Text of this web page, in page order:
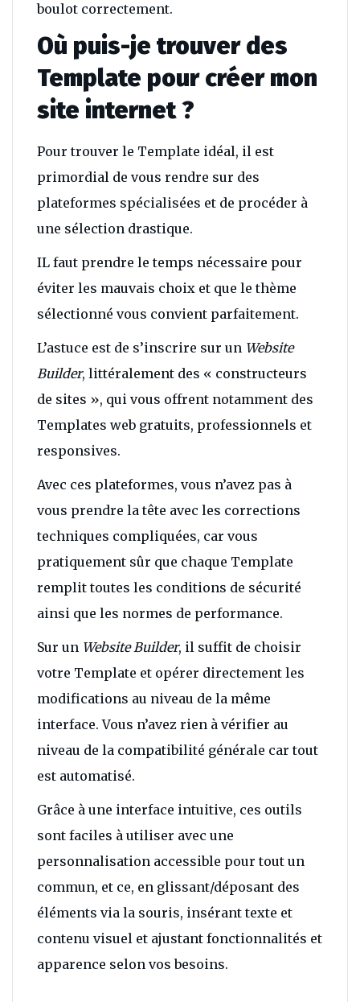
boulot correctement.
Où puis-je trouver des
Template pour créer mon
site internet ?
Pour trouver le Template idéal, il est
primordial de vous rendre sur des
plateformes spécialisées et de procéder à
une sélection drastique.
IL faut prendre le temps nécessaire pour
éviter les mauvais choix et que le thème
sélectionné vous convient parfaitement.
L’astuce est de s’inscrire sur un Website
Builder, littéralement des « constructeurs
de sites », qui vous offrent notamment des
Templates web gratuits, professionnels et
responsives.
Avec ces plateformes, vous n’avez pas à
vous prendre la tête avec les corrections
techniques compliquées, car vous
pratiquement sûr que chaque Template
remplit toutes les conditions de sécurité
ainsi que les normes de performance.
Sur un Website Builder, il suffit de choisir
votre Template et opérer directement les
modifications au niveau de la même
interface. Vous n’avez rien à vérifier au
niveau de la compatibilité générale car tout
est automatisé.
Grâce à une interface intuitive, ces outils
sont faciles à utiliser avec une
personnalisation accessible pour tout un
commun, et ce, en glissant/déposant des
éléments via la souris, insérant texte et
contenu visuel et ajustant fonctionnalités et
apparence selon vos besoins.